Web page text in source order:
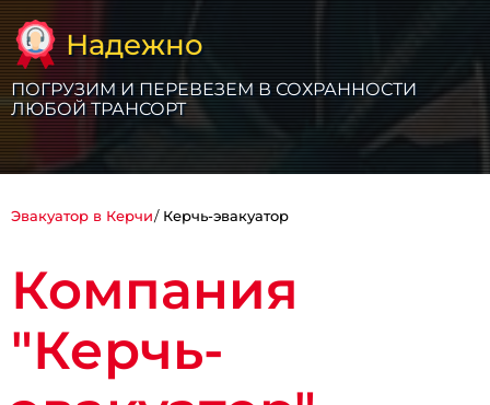
Надежно
ПОГРУЗИМ И ПЕРЕВЕЗЕМ В СОХРАННОСТИ
ЛЮБОЙ ТРАНСОРТ
Эвакуатор в Керчи Керчь-эвакуатор
Компания
"Керчь-